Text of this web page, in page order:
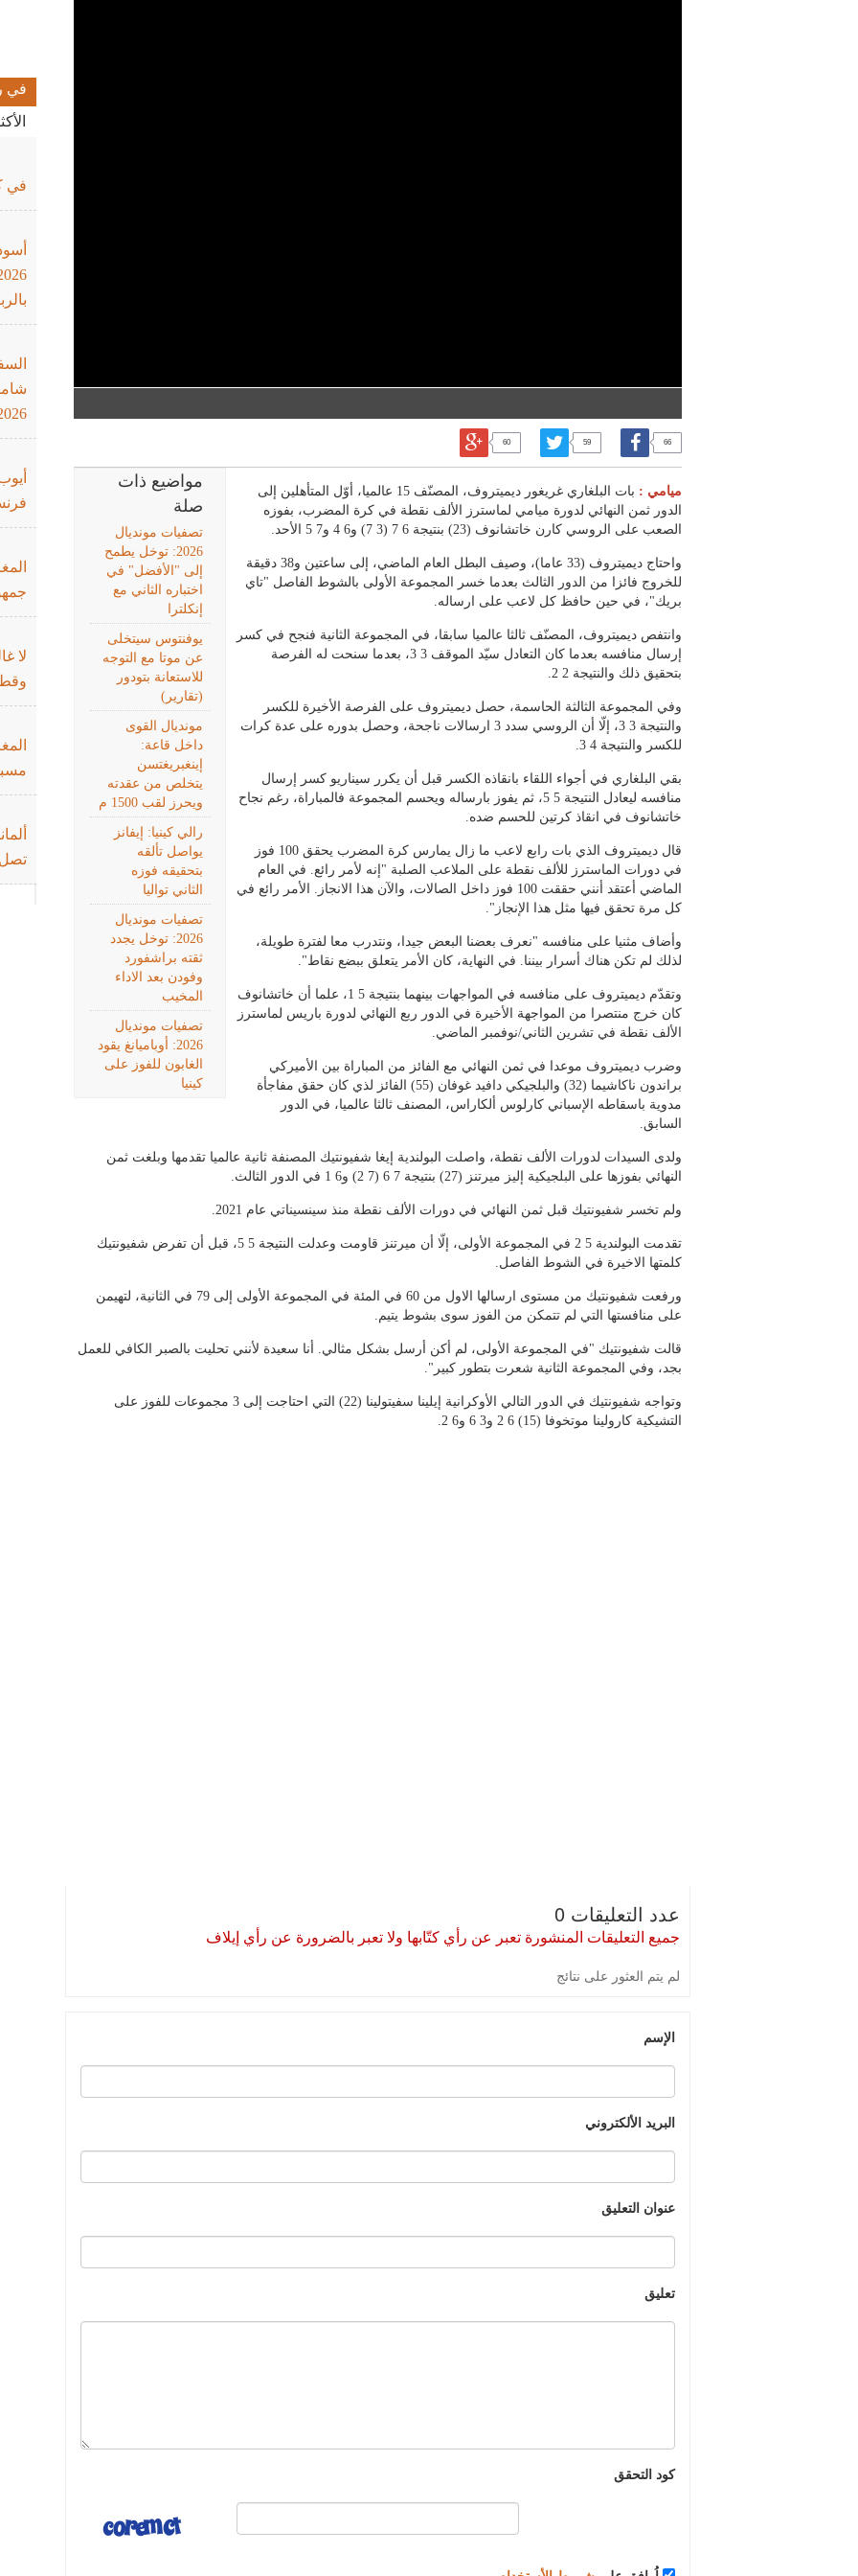
66
59
60
مواضيع ذات
صلة
تصفيات مونديال
2026: توخل يطمح
إلى "الأفضل" في
اختباره الثاني مع
إنكلترا
يوفنتوس سيتخلى
عن موتا مع التوجه
للاستعانة بتودور
(تقارير)
مونديال القوى
داخل قاعة:
إينغبريغتسن
يتخلص من عقدته
ويحرز لقب 1500 م
رالي كينيا: إيفانز
يواصل تألقه
بتحقيقه فوزه
الثاني تواليا
تصفيات مونديال
2026: توخل يجدد
ثقته براشفورد
وفودن بعد الاداء
المخيب
تصفيات مونديال
2026: أوباميانغ يقود
الغابون للفوز على
كينيا
ميامي :
بات البلغاري غريغور ديميتروف، المصنّف 15 عالميا، أوّل المتأهلين إلى
الدور ثمن النهائي لدورة ميامي لماسترز الألف نقطة في كرة المضرب، بفوزه
الصعب على الروسي كارن خاتشانوف (23) بنتيجة 6 7 (3 7) و6 4 و7 5 الأحد.
واحتاج ديميتروف (33 عاما)، وصيف البطل العام الماضي، إلى ساعتين و38 دقيقة
للخروج فائزا من الدور الثالث بعدما خسر المجموعة الأولى بالشوط الفاصل "تاي
بريك"، في حين حافظ كل لاعب على ارساله.
وانتفص ديميتروف، المصنّف ثالثا عالميا سابقا، في المجموعة الثانية فنجح في كسر
إرسال منافسه بعدما كان التعادل سيّد الموقف 3 3، بعدما سنحت له الفرصة
بتحقيق ذلك والنتيجة 2 2.
وفي المجموعة الثالثة الحاسمة، حصل ديميتروف على الفرصة الأخيرة للكسر
والنتيجة 3 3، إلّا أن الروسي سدد 3 ارسالات ناجحة، وحصل بدوره على عدة كرات
للكسر والنتيجة 4 3.
بقي البلغاري في أجواء اللقاء بانقاذه الكسر قبل أن يكرر سيناريو كسر إرسال
منافسه ليعادل النتيجة 5 5، ثم يفوز بارساله ويحسم المجموعة فالمباراة، رغم نجاح
خاتشانوف في انقاذ كرتين للحسم ضده.
قال ديميتروف الذي بات رابع لاعب ما زال يمارس كرة المضرب يحقق 100 فوز
في دورات الماسترز للألف نقطة على الملاعب الصلبة "إنه لأمر رائع. في العام
الماضي أعتقد أنني حققت 100 فوز داخل الصالات، والآن هذا الانجاز. الأمر رائع في
كل مرة تحقق فيها مثل هذا الإنجاز".
وأضاف مثنيا على منافسه "نعرف بعضنا البعض جيدا، ونتدرب معا لفترة طويلة،
لذلك لم تكن هناك أسرار بيننا. في النهاية، كان الأمر يتعلق ببضع نقاط".
وتقدّم ديميتروف على منافسه في المواجهات بينهما بنتيجة 5 1، علما أن خاتشانوف
كان خرج منتصرا من المواجهة الأخيرة في الدور ربع النهائي لدورة باريس لماسترز
الألف نقطة في تشرين الثاني/نوفمبر الماضي.
وضرب ديميتروف موعدا في ثمن النهائي مع الفائز من المباراة بين الأميركي
براندون ناكاشيما (32) والبلجيكي دافيد غوفان (55) الفائز لذي كان حقق مفاجأة
مدوية باسقاطه الإسباني كارلوس ألكاراس، المصنف ثالثا عالميا، في الدور
السابق.
ولدى السيدات لدورات الألف نقطة، واصلت البولندية إيغا شفيونتيك المصنفة ثانية عالميا تقدمها وبلغت ثمن
النهائي بفوزها على البلجيكية إليز ميرتنز (27) بنتيجة 7 6 (7 2) و6 1 في الدور الثالث.
ولم تخسر شفيونتيك قبل ثمن النهائي في دورات الألف نقطة منذ سينسيناتي عام 2021.
تقدمت البولندية 5 2 في المجموعة الأولى، إلّا أن ميرتنز قاومت وعدلت النتيجة 5 5، قبل أن تفرض شفيونتيك
كلمتها الاخيرة في الشوط الفاصل.
ورفعت شفيونتيك من مستوى ارسالها الاول من 60 في المئة في المجموعة الأولى إلى 79 في الثانية، لتهيمن
على منافستها التي لم تتمكن من الفوز سوى بشوط يتيم.
قالت شفيونتيك "في المجموعة الأولى، لم أكن أرسل بشكل مثالي. أنا سعيدة لأنني تحليت بالصبر الكافي للعمل
بجد، وفي المجموعة الثانية شعرت بتطور كبير".
وتواجه شفيونتيك في الدور التالي الأوكرانية إيلينا سفيتولينا (22) التي احتاجت إلى 3 مجموعات للفوز على
التشيكية كارولينا موتخوفا (15) 6 2 و3 6 و6 2.
عدد التعليقات 0
جميع التعليقات المنشورة تعبر عن رأي كتّابها ولا تعبر بالضرورة عن رأي إيلاف
لم يتم العثور على نتائج
الإسم
البريد الألكتروني
عنوان التعليق
تعليق
كود التحقق
في
في
لا